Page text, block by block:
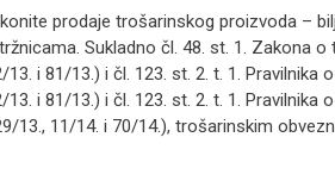
prodaje trošarinskog proizvoda –
Sukladno čl. 48. st. 1. Zakona
i 81/13.) i čl. 123. st. 2. t. 1. Pravilnika
i 81/13.) i čl. 123. st. 2. t. 1. Pravilnika
13., 11/14. i 70/14.), trošarinskim